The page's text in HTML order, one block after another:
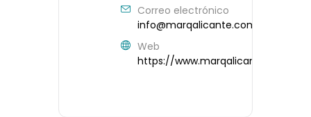
Correo electrónico
info@marqalicante.com
Web
https://www.marqalicante.com/